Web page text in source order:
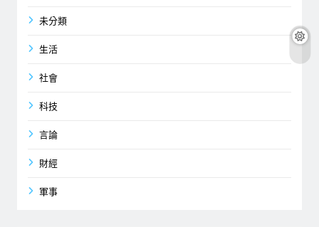
未分類
生活
社會
科技
言論
財經
軍事